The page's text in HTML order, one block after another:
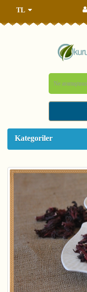
TL
Kategoriler